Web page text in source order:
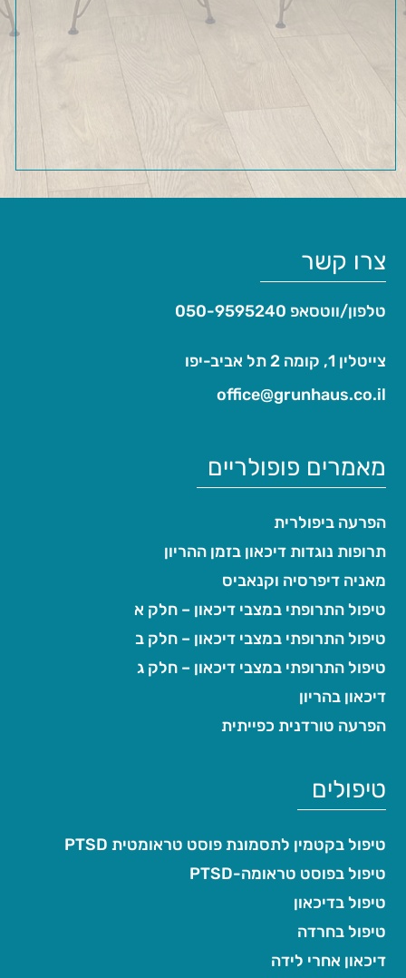
צרו קשר
טלפון/ווטסאפ 050-9595240
צייטלין 1, קומה 2 תל אביב-יפו
office@grunhaus.co.il‏
מאמרים פופולריים
הפרעה ביפולרית
תרופות נוגדות דיכאון בזמן ההריון
מאניה דיפרסיה וקנאביס
טיפול התרופתי במצבי דיכאון – חלק א
טיפול התרופתי במצבי דיכאון – חלק ב
טיפול התרופתי במצבי דיכאון – חלק ג
דיכאון בהריון
הפרעה טורדנית כפייתית
טיפולים
טיפול בקטמין לתסמונת פוסט טראומטית PTSD
טיפול בפוסט טראומה-PTSD
טיפול בדיכאון
טיפול בחרדה
דיכאון אחרי לידה